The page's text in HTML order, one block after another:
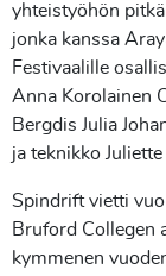
yhteistyöhön
jonka kanssa
Festivaalille
Anna Korolainen
Bergdis Julia
ja teknikko
Spindrift vietti
Bruford Collegen
kymmenen